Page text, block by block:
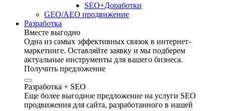
SEO+Доработки
GEO/AEO продвижение
Разработка
Вместе выгодно
Одна из самых эффективных связок в интернет-
маркетинге. Оставляйте заявку и мы подберем
актуальные инструменты для вашего бизнеса.
Получить предложение
Разработка + SEO
Еще более выгодное предложение на услуги SEO
продвижения для сайта, разработанного в нашей